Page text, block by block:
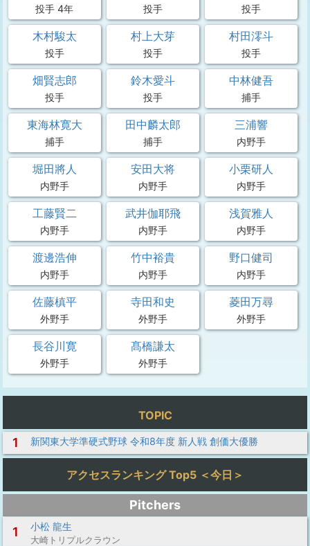
投手 4年 投手 投手
木村駿太
投手
村上大芽
投手
村田澪斗
投手
畑賢志郎
投手
鈴木愛斗
投手
中林健吾
捕手
東海林寛大
捕手
田中麟太郎
捕手
三浦響
内野手
堀田將人
内野手
安田大将
内野手
小栗研人
内野手
工藤賢二
内野手
武井伽耶飛
内野手
浅賀雅人
内野手
渡邊浩伸
内野手
竹中裕貴
内野手
野口健司
内野手
佐藤槙平
外野手
寺田和史
外野手
菱田万尋
外野手
長谷川寛
外野手
髙橋謙太
外野手
TOPIC
1 新関東大学準硬式野球 令和8年度 新人戦 創価大優勝
アクセスランキング Top5 ＜今日＞
Pitchers
1
小松 龍生
大崎トリプルクラウン